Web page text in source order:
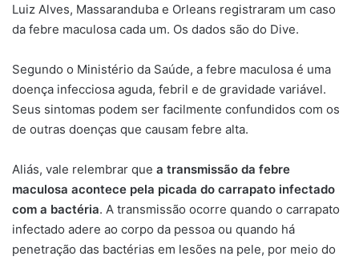
Luiz Alves, Massaranduba e Orleans registraram um caso
da febre maculosa cada um. Os dados são do Dive.
Segundo o Ministério da Saúde, a febre maculosa é uma
doença infecciosa aguda, febril e de gravidade variável.
Seus sintomas podem ser facilmente confundidos com os
de outras doenças que causam febre alta.
Aliás, vale relembrar que a transmissão da febre
maculosa acontece pela picada do carrapato infectado
com a bactéria. A transmissão ocorre quando o carrapato
infectado adere ao corpo da pessoa ou quando há
penetração das bactérias em lesões na pele, por meio do